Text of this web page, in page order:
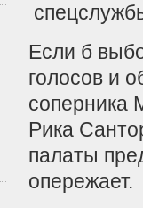
Если б
голосов и
соперника
Рика
палаты
опережает.